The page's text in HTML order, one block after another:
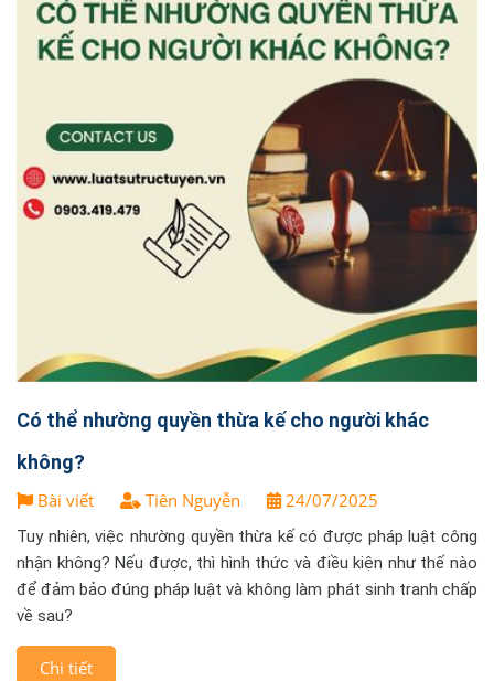
Có thể nhường quyền thừa kế cho người khác
không?
Bài viết Tiên Nguyễn 24/07/2025
Tuy nhiên, việc nhường quyền thừa kế có được pháp luật công
nhận không? Nếu được, thì hình thức và điều kiện như thế nào
để đảm bảo đúng pháp luật và không làm phát sinh tranh chấp
về sau?
Chi tiết